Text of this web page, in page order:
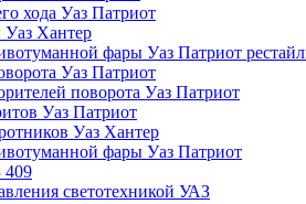
хода Уаз Патриот
Хантер
фары Уаз Патриот
Уаз Патриот
поворота Уаз Патриот
Уаз Патриот
Уаз Хантер
фары Уаз Патриот
409
светотехникой УАЗ